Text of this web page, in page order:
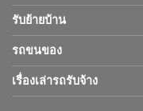
รับย้ายบ้าน
รถขนของ
เรื่องเล่ารถรับจ้าง